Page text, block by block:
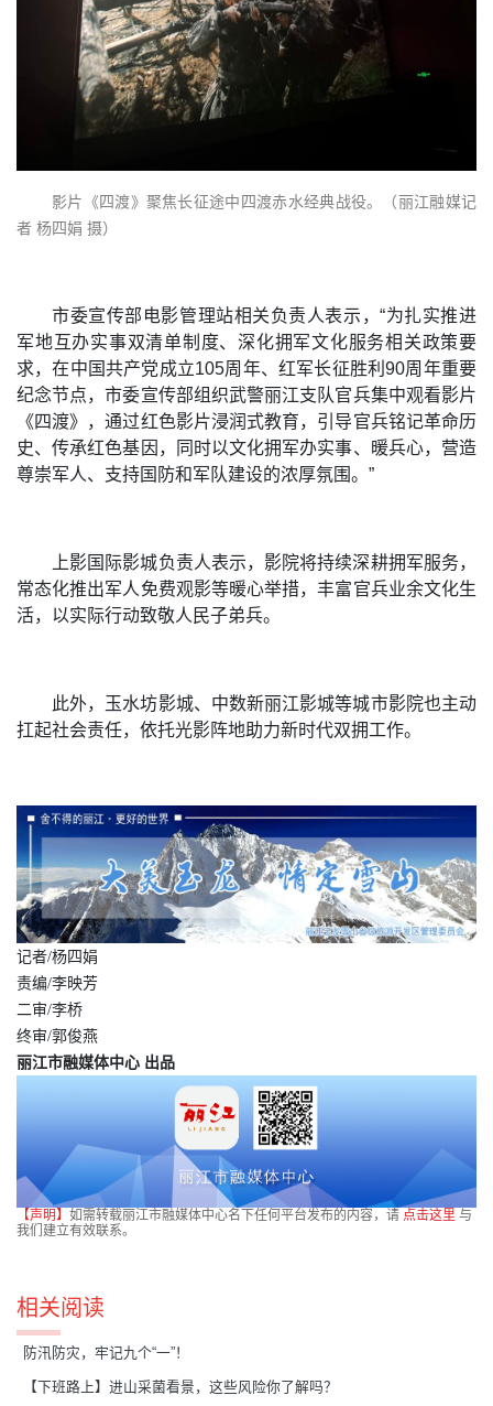
影片《四渡》聚焦长征途中四渡赤水经典战役。（丽江融媒记
者 杨四娟 摄）
市委宣传部电影管理站相关负责人表示，“为扎实推进
军地互办实事双清单制度、深化拥军文化服务相关政策要
求，在中国共产党成立105周年、红军长征胜利90周年重要
纪念节点，市委宣传部组织武警丽江支队官兵集中观看影片
《四渡》，通过红色影片浸润式教育，引导官兵铭记革命历
史、传承红色基因，同时以文化拥军办实事、暖兵心，营造
尊崇军人、支持国防和军队建设的浓厚氛围。”
上影国际影城负责人表示，影院将持续深耕拥军服务，
常态化推出军人免费观影等暖心举措，丰富官兵业余文化生
活，以实际行动致敬人民子弟兵。
此外，玉水坊影城、中数新丽江影城等城市影院也主动
扛起社会责任，依托光影阵地助力新时代双拥工作。
记者/杨四娟
责编/李映芳
二审/李桥
终审/郭俊燕
丽江市融媒体中心 出品
【声明】 如需转载丽江市融媒体中心名下任何平台发布的内容，请 点击这里 与
我们建立有效联系。
相关阅读
防汛防灾，牢记九个“一”！
【下班路上】进山采菌看景，这些风险你了解吗？